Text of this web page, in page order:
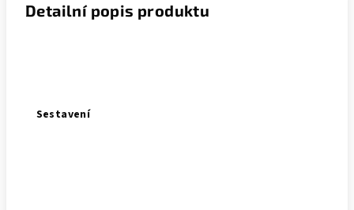
Detailní popis produktu
Sestavení